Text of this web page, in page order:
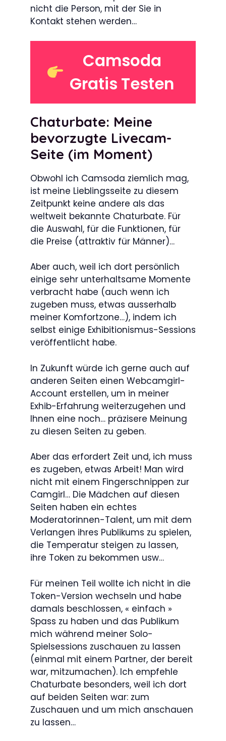
nicht die Person, mit der Sie in
Kontakt stehen werden…
Camsoda
Gratis Testen
Chaturbate: Meine
bevorzugte Livecam-
Seite (im Moment)
Obwohl ich Camsoda ziemlich mag,
ist meine Lieblingsseite zu diesem
Zeitpunkt keine andere als das
weltweit bekannte Chaturbate. Für
die Auswahl, für die Funktionen, für
die Preise (attraktiv für Männer)…
Aber auch, weil ich dort persönlich
einige sehr unterhaltsame Momente
verbracht habe (auch wenn ich
zugeben muss, etwas ausserhalb
meiner Komfortzone…), indem ich
selbst einige Exhibitionismus-Sessions
veröffentlicht habe.
In Zukunft würde ich gerne auch auf
anderen Seiten einen Webcamgirl-
Account erstellen, um in meiner
Exhib-Erfahrung weiterzugehen und
Ihnen eine noch… präzisere Meinung
zu diesen Seiten zu geben.
Aber das erfordert Zeit und, ich muss
es zugeben, etwas Arbeit! Man wird
nicht mit einem Fingerschnippen zur
Camgirl… Die Mädchen auf diesen
Seiten haben ein echtes
Moderatorinnen-Talent, um mit dem
Verlangen ihres Publikums zu spielen,
die Temperatur steigen zu lassen,
ihre Token zu bekommen usw…
Für meinen Teil wollte ich nicht in die
Token-Version wechseln und habe
damals beschlossen, « einfach »
Spass zu haben und das Publikum
mich während meiner Solo-
Spielsessions zuschauen zu lassen
(einmal mit einem Partner, der bereit
war, mitzumachen). Ich empfehle
Chaturbate besonders, weil ich dort
auf beiden Seiten war: zum
Zuschauen und um mich anschauen
zu lassen…